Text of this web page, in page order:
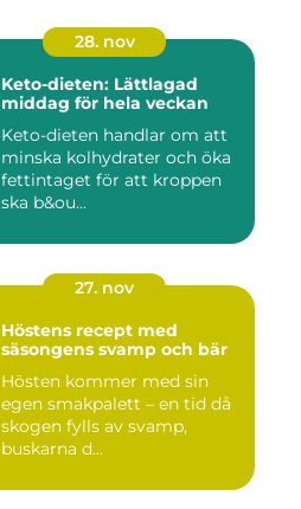
28. nov
Keto-dieten: Lättlagad
middag för hela veckan
Keto-dieten handlar om att
minska kolhydrater och öka
fettintaget för att kroppen
ska b&ou...
27. nov
Höstens recept med
säsongens svamp och bär
Hösten kommer med sin
egen smakpalett – en tid då
skogen fylls av svamp,
buskarna d...